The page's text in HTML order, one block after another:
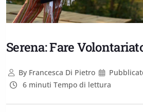
Serena: Fare
ByFrancesca Di Pietro
6 minuti Tempo di lettura